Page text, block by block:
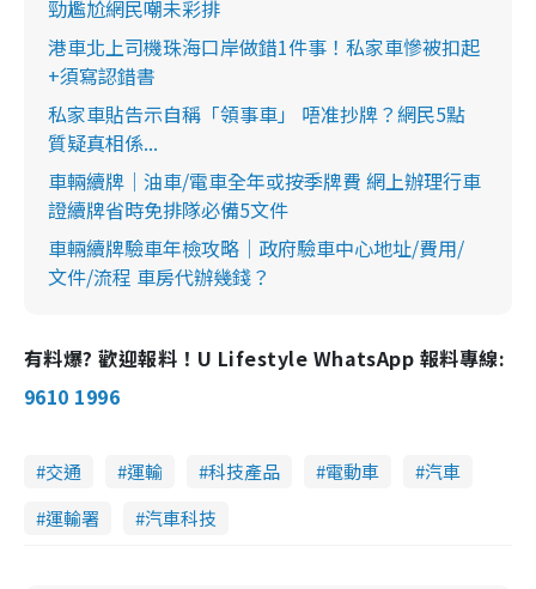
勁尷尬網民嘲未彩排
港車北上司機珠海口岸做錯1件事！私家車慘被扣起
+須寫認錯書
私家車貼告示自稱「領事車」 唔准抄牌？網民5點
質疑真相係...
車輛續牌｜油車/電車全年或按季牌費 網上辦理行車
證續牌省時免排隊必備5文件
車輛續牌驗車年檢攻略｜政府驗車中心地址/費用/
文件/流程 車房代辦幾錢？
有料爆? 歡迎報料！U Lifestyle WhatsApp 報料專線:
9610 1996
交通 運輸 科技產品 電動車
汽車
運輸署
汽車科技